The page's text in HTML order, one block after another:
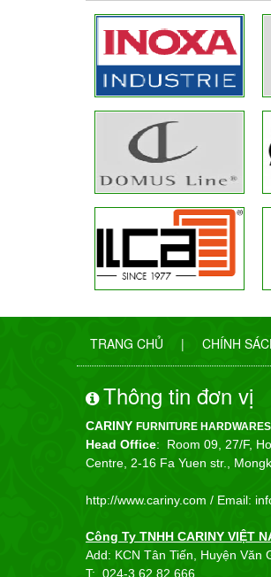
TRANG CHỦ | CHÍNH
Thông tin đơn vị
CARINY FURNITURE
Head Office: Room 09, 27/F,
Centre, 2-16 Fa Yuen str.,
http://www.cariny.com / Email:
Công Ty TNHH CARINY VIỆT
Add: KCN Tân Tiến, Huyện Văn
T: 024-3.62.82 666